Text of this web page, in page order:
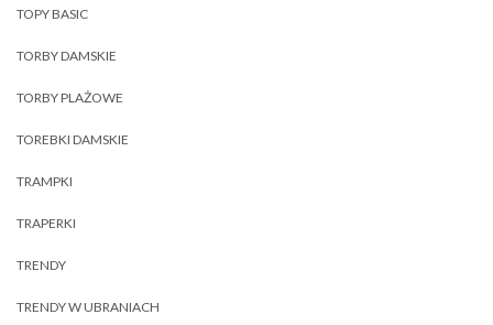
TOPY BASIC
TORBY DAMSKIE
TORBY PLAŻOWE
TOREBKI DAMSKIE
TRAMPKI
TRAPERKI
TRENDY
TRENDY W UBRANIACH